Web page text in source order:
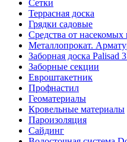
Сетки
Террасная доска
Грядки садовые
Средства от насекомых
Металлопрокат.
Заборная доска Palisad
Заборные секции
Евроштакетник
Профнастил
Геоматериалы
Кровельные материалы
Пароизоляция
Сайдинг